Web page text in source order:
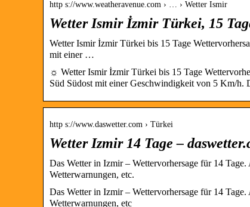
http s://www.weatheravenue.com › … › Wetter Ismir
Wetter Ismir İzmir Türkei, 15
Wetter Ismir İzmir Türkei bis 15 Tage
mit einer …
☼ Wetter Ismir İzmir Türkei bis 15 Tage
Süd Südost mit einer Geschwindigkeit von 5 Km/
http s://www.daswetter.com › Türkei
Wetter Izmir 14 Tage –
Das Wetter in Izmir – Wettervorhersage für 14
Wetterwarnungen, etc.
Das Wetter in Izmir – Wettervorhersage für 14
Wetterwarnungen, etc